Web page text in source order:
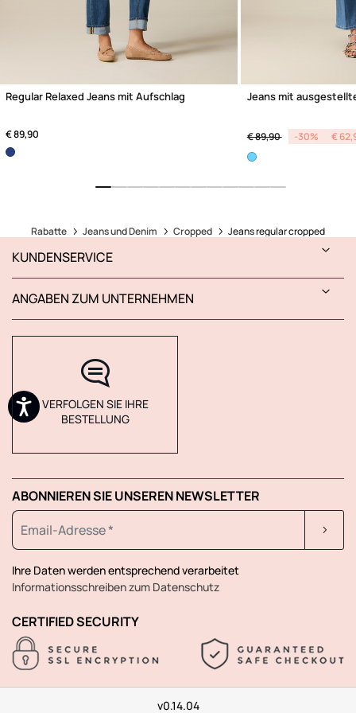
Regular Relaxed Jeans mit Aufschlag
€ 89,90
Jeans mit
Price reduced from
€ 89,90 to -30% €
Rabatte Jeans und Denim Cropped Jeans regular cropped
KUNDENSERVICE
ANGABEN ZUM UNTERNEHMEN
VERFOLGEN SIE IHRE
BESTELLUNG
ABONNIEREN SIE UNSEREN NEWSLETTER
Ihre Daten werden entsprechend verarbeitet
Informationsschreiben zum Datenschutz
CERTIFIED SECURITY
v0.14.04